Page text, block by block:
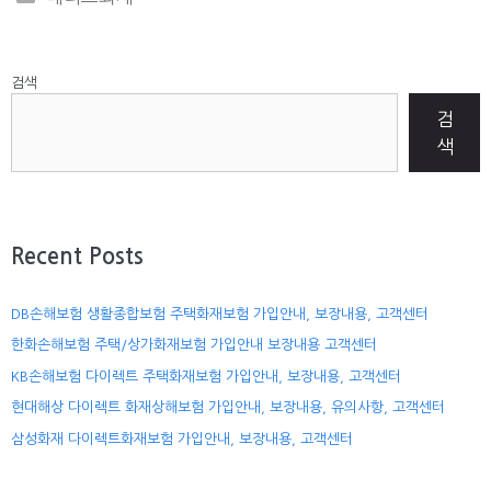
검색
검
색
Recent Posts
DB손해보험 생활종합보험 주택화재보험 가입안내, 보장내용, 고객센터
한화손해보험 주택/상가화재보험 가입안내 보장내용 고객센터
KB손해보험 다이렉트 주택화재보험 가입안내, 보장내용, 고객센터
현대해상 다이렉트 화재상해보험 가입안내, 보장내용, 유의사항, 고객센터
삼성화재 다이렉트화재보험 가입안내, 보장내용, 고객센터